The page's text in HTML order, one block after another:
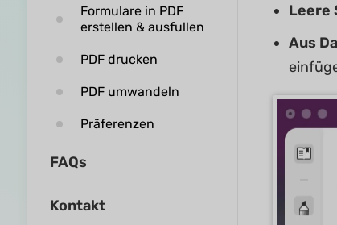
Formulare in PDF
erstellen & ausfullen
PDF drucken
PDF umwandeln
Präferenzen
FAQs
Kontakt
Leere
Aus